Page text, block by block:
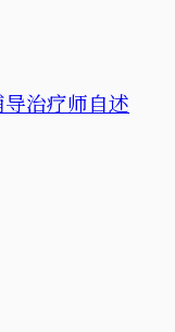
治疗师自述